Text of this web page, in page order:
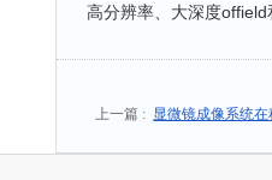
高分辨率、大深度
上一篇 : 显微镜成像系统